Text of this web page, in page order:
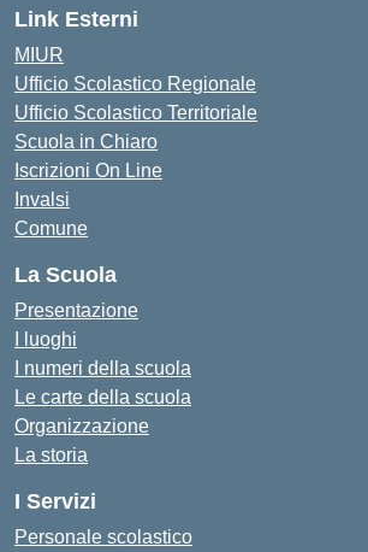
Link Esterni
MIUR
Ufficio Scolastico Regionale
Ufficio Scolastico Territoriale
Scuola in Chiaro
Iscrizioni On Line
Invalsi
Comune
La Scuola
Presentazione
I luoghi
I numeri della scuola
Le carte della scuola
Organizzazione
La storia
I Servizi
Personale scolastico